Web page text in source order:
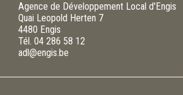
Agence de Développement Local d'Engis
Quai Leopold Herten 7
4480 Engis
Tél. 04 286 58 12
adl@engis.be